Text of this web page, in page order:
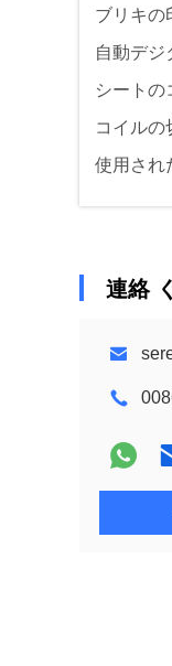
ブリキの
自動デジ
シートの
コイルの
使用され
連絡